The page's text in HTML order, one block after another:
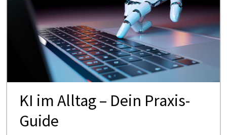
KI im Alltag – Dein Praxis-
Guide